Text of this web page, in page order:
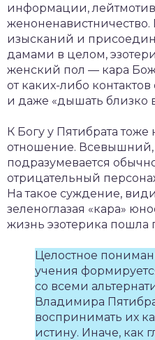
информации,
изысканий и
дамами в целом,
женский пол — кара
от каких-либо
и даже «дышать близко
К Богу у Пятибрата
отношение. Всевышний,
подразумевается
отрицательный
На такое суждение,
зеленоглазая «кара»
жизнь эзотерика пошла
Целостное
учения
со всеми
Владимира
воспринимать их
истину. Иначе, как